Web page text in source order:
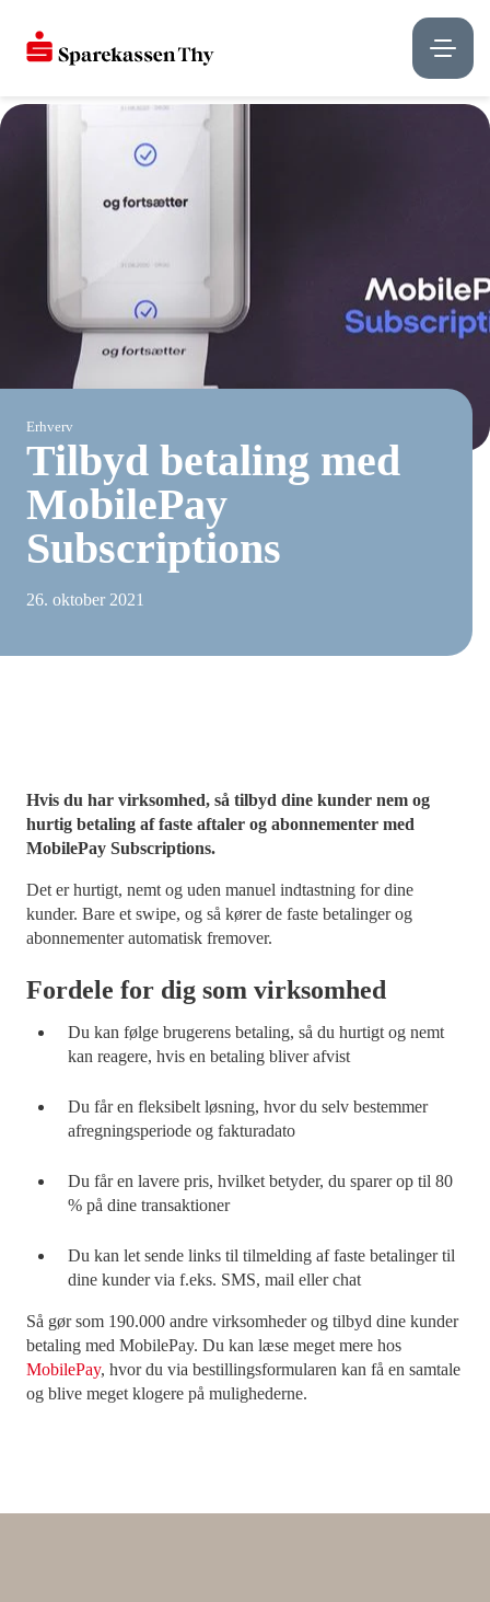
Erhverv
Tilbyd betaling med
MobilePay
Subscriptions
26. oktober 2021
Hvis du har virksomhed, så tilbyd dine kunder nem og
hurtig betaling af faste aftaler og abonnementer med
MobilePay Subscriptions.
Det er hurtigt, nemt og uden manuel indtastning for dine
kunder. Bare et swipe, og så kører de faste betalinger og
abonnementer automatisk fremover.
Fordele for dig som virksomhed
Du kan følge brugerens betaling, så du hurtigt og nemt
kan reagere, hvis en betaling bliver afvist
Du får en fleksibelt løsning, hvor du selv bestemmer
afregningsperiode og fakturadato
Du får en lavere pris, hvilket betyder, du sparer op til 80
% på dine transaktioner
Du kan let sende links til tilmelding af faste betalinger til
dine kunder via f.eks. SMS, mail eller chat
Så gør som 190.000 andre virksomheder og tilbyd dine kunder
betaling med MobilePay. Du kan læse meget mere hos
MobilePay, hvor du via bestillingsformularen kan få en samtale
og blive meget klogere på mulighederne.